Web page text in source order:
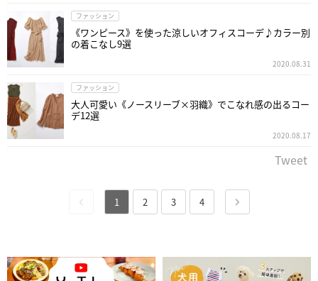
ファッション
《ワンピース》を使った涼しいオフィスコーデ♪カラー別
の着こなし9選
2020.08.31
ファッション
大人可愛い《ノースリーブ×羽織》でこなれ感の出るコー
デ12選
2020.08.17
Tweet
1 2 3 4